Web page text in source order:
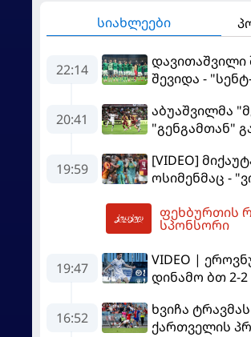
სიახლეები
22:14
დავითაშვილი
შევიდა -
20:41
აბუაშვილმა
"გენგამთან"
19:59
[VIDEO]
ოსიმენმაც -
ფეხბურთის
სპონსორი
19:47
VIDEO |
დინამო ბთ 2-2
16:52
ხვიჩა
ქართველის